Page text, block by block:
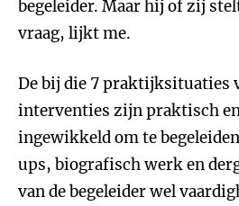
begeleider. Maar hij of zij
vraag, lijkt me.
De bij die 7 praktijksituaties
interventies zijn praktisch
ingewikkeld om te
ups, biografisch werk en
van de begeleider wel